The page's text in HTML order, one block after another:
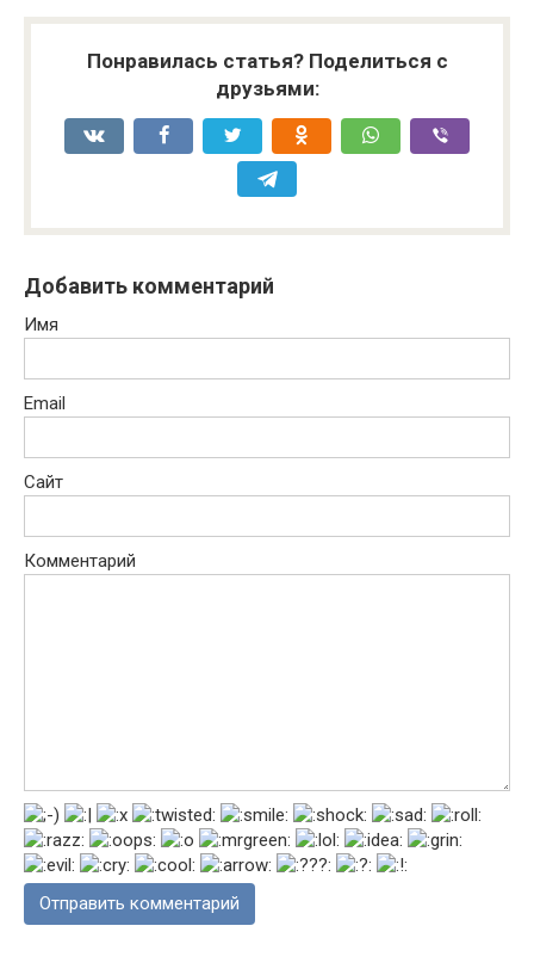
Понравилась статья? Поделиться с
друзьями:
Добавить комментарий
Имя
Email
Сайт
Комментарий